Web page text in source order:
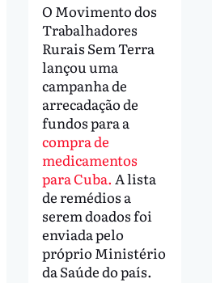
O Movimento dos
Trabalhadores
Rurais Sem Terra
lançou uma
campanha de
arrecadação de
fundos para a
compra de
medicamentos
para Cuba. A lista
de remédios a
serem doados foi
enviada pelo
próprio Ministério
da Saúde do país.